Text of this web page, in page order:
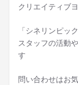
クリエイティブ
「シネリンピッ
スタッフの活動
す
問い合わせはお